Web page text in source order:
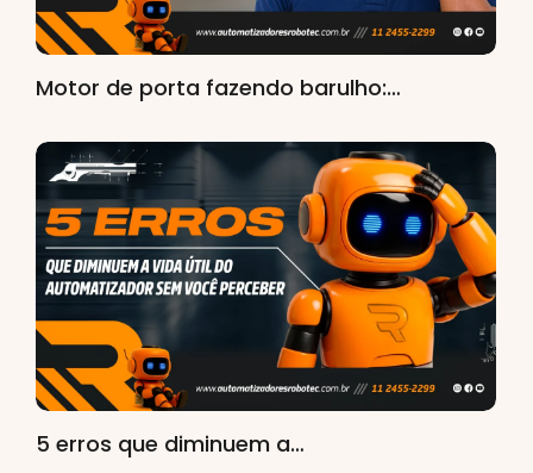
Motor de porta fazendo barulho:…
5 erros que diminuem a…